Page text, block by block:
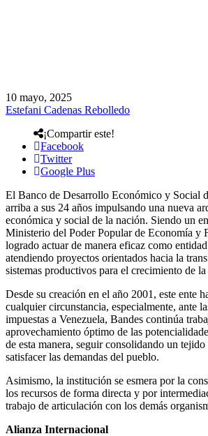
10 mayo, 2025
Estefani Cadenas Rebolledo
¡Compartir este!
Facebook
Twitter
Google Plus
El Banco de Desarrollo Económico y Social
arriba a sus 24 años impulsando una nueva
económica y social de la nación. Siendo un
Ministerio del Poder Popular de Economía y
logrado actuar de manera eficaz como
atendiendo proyectos orientados hacia la
sistemas productivos para el crecimiento de
Desde su creación en el año 2001, este ente
cualquier circunstancia, especialmente, ante
impuestas a Venezuela, Bandes continúa
aprovechamiento óptimo de las
de esta manera, seguir consolidando un
satisfacer las demandas del pueblo.
Asimismo, la institución se esmera por la
los recursos de forma directa y por
trabajo de articulación con los demás
Alianza Internacional